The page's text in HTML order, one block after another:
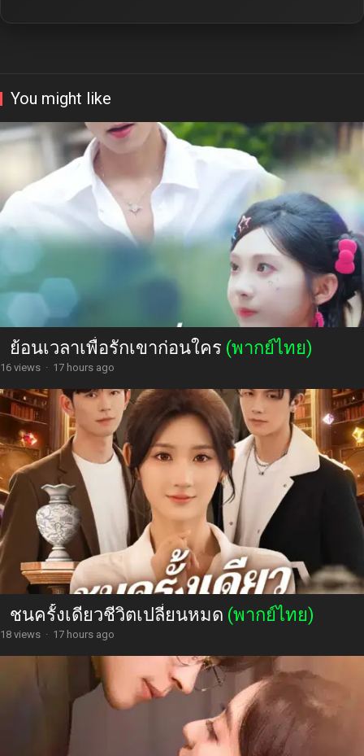
You might like
ย้อนเวลาเพื่อรักเขาก่อนใคร (พากย์ไทย)
16 views · 17 hours ago
ชนครั้งเดียวชีวิตเปลี่ยนหมด (พากย์ไทย)
18 views · 17 hours ago